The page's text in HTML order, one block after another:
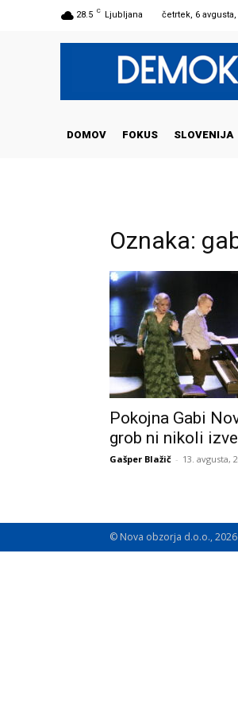
28.5 C Ljubljana četrtek, 6 avgusta,
DOMOV FOKUS SLOVENIJA
Oznaka:
Pokojna Gabi
grob ni nikoli
Gašper Blažič - 13. avgusta,
© Nova obzorja d.o.o., 2026